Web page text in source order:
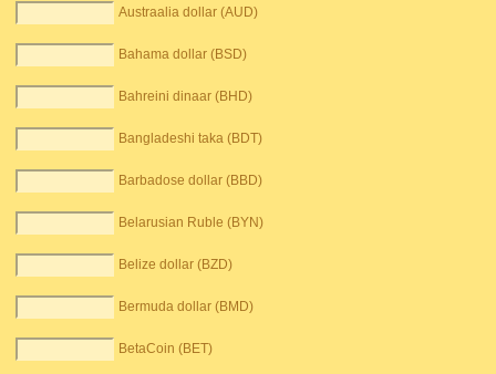
Austraalia dollar (AUD)
Bahama dollar (BSD)
Bahreini dinaar (BHD)
Bangladeshi taka (BDT)
Barbadose dollar (BBD)
Belarusian Ruble (BYN)
Belize dollar (BZD)
Bermuda dollar (BMD)
BetaCoin (BET)